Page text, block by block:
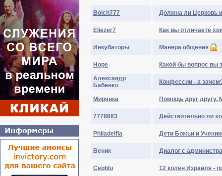
Boich777 Должна ли Церковь
Eliezer7 Как вы отличаете
Инкубаторы Манера общения
Hope
Какой бы вопрос вы
Александр
Бабенко
Конфессии - а
Мирянка Помощь друг другу.
7778663 Действительно ли
Philadelfia Дети Божьи и
Веник Диалог с
Cepblu 12 колен Израиля -